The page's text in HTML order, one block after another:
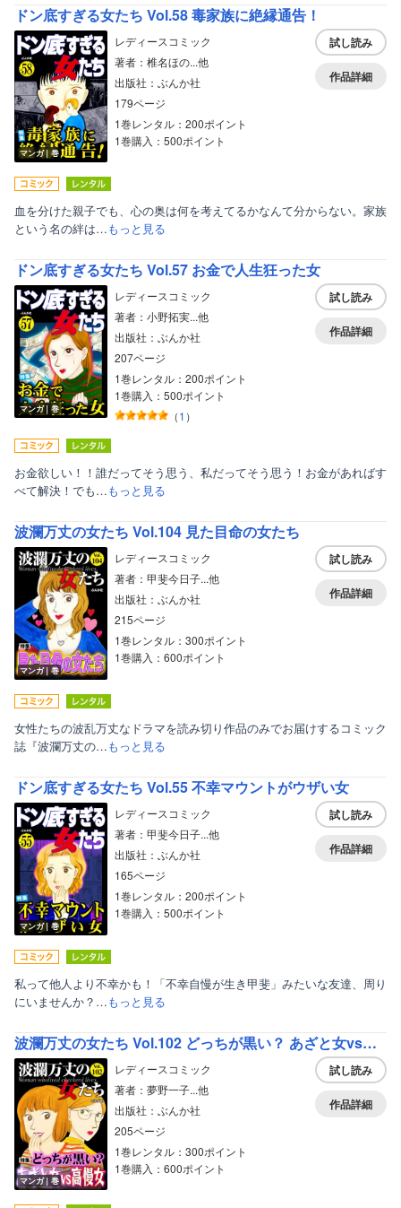
ドン底すぎる女たち Vol.58 毒家族に絶縁通告！
マンガ｜巻
レディースコミック
著者：椎名ほの...他
出版社：ぶんか社
179ページ
1巻レンタル：200ポイント
1巻購入：500ポイント
試し読み
作品詳細
血を分けた親子でも、心の奥は何を考えてるかなんて分からない。家族
という名の絆は…もっと見る
ドン底すぎる女たち Vol.57 お金で人生狂った女
マンガ｜巻
レディースコミック
著者：小野拓実...他
出版社：ぶんか社
207ページ
1巻レンタル：200ポイント
1巻購入：500ポイント
（1 ）
試し読み
作品詳細
お金欲しい！！誰だってそう思う、私だってそう思う！お金があればす
べて解決！でも…もっと見る
波瀾万丈の女たち Vol.104 見た目命の女たち
マンガ｜巻
レディースコミック
著者：甲斐今日子...他
出版社：ぶんか社
215ページ
1巻レンタル：300ポイント
1巻購入：600ポイント
試し読み
作品詳細
女性たちの波乱万丈なドラマを読み切り作品のみでお届けするコミック
誌『波瀾万丈の…もっと見る
ドン底すぎる女たち Vol.55 不幸マウントがウザい女
マンガ｜巻
レディースコミック
著者：甲斐今日子...他
出版社：ぶんか社
165ページ
1巻レンタル：200ポイント
1巻購入：500ポイント
試し読み
作品詳細
私って他人より不幸かも！「不幸自慢が生き甲斐」みたいな友達、周り
にいませんか？…もっと見る
波瀾万丈の女たち Vol.102 どっちが黒い？ あざと女vs高慢女
マンガ｜巻
レディースコミック
著者：夢野一子...他
出版社：ぶんか社
205ページ
1巻レンタル：300ポイント
1巻購入：600ポイント
試し読み
作品詳細